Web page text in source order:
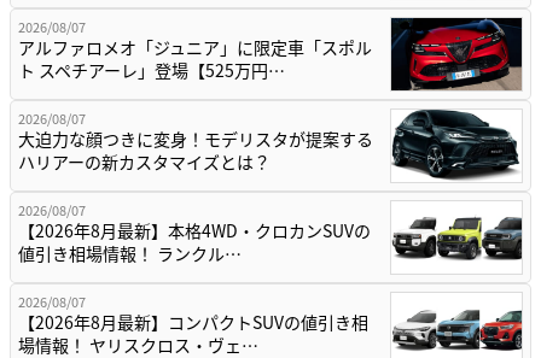
2026/08/07
アルファロメオ「ジュニア」に限定車「スポル
ト スペチアーレ」登場【525万円…
2026/08/07
大迫力な顔つきに変身！モデリスタが提案する
ハリアーの新カスタマイズとは？
2026/08/07
【2026年8月最新】本格4WD・クロカンSUVの
値引き相場情報！ ランクル…
2026/08/07
【2026年8月最新】コンパクトSUVの値引き相
場情報！ ヤリスクロス・ヴェ…